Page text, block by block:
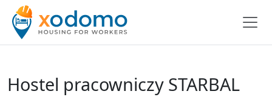
Hostel pracowniczy STARBAL